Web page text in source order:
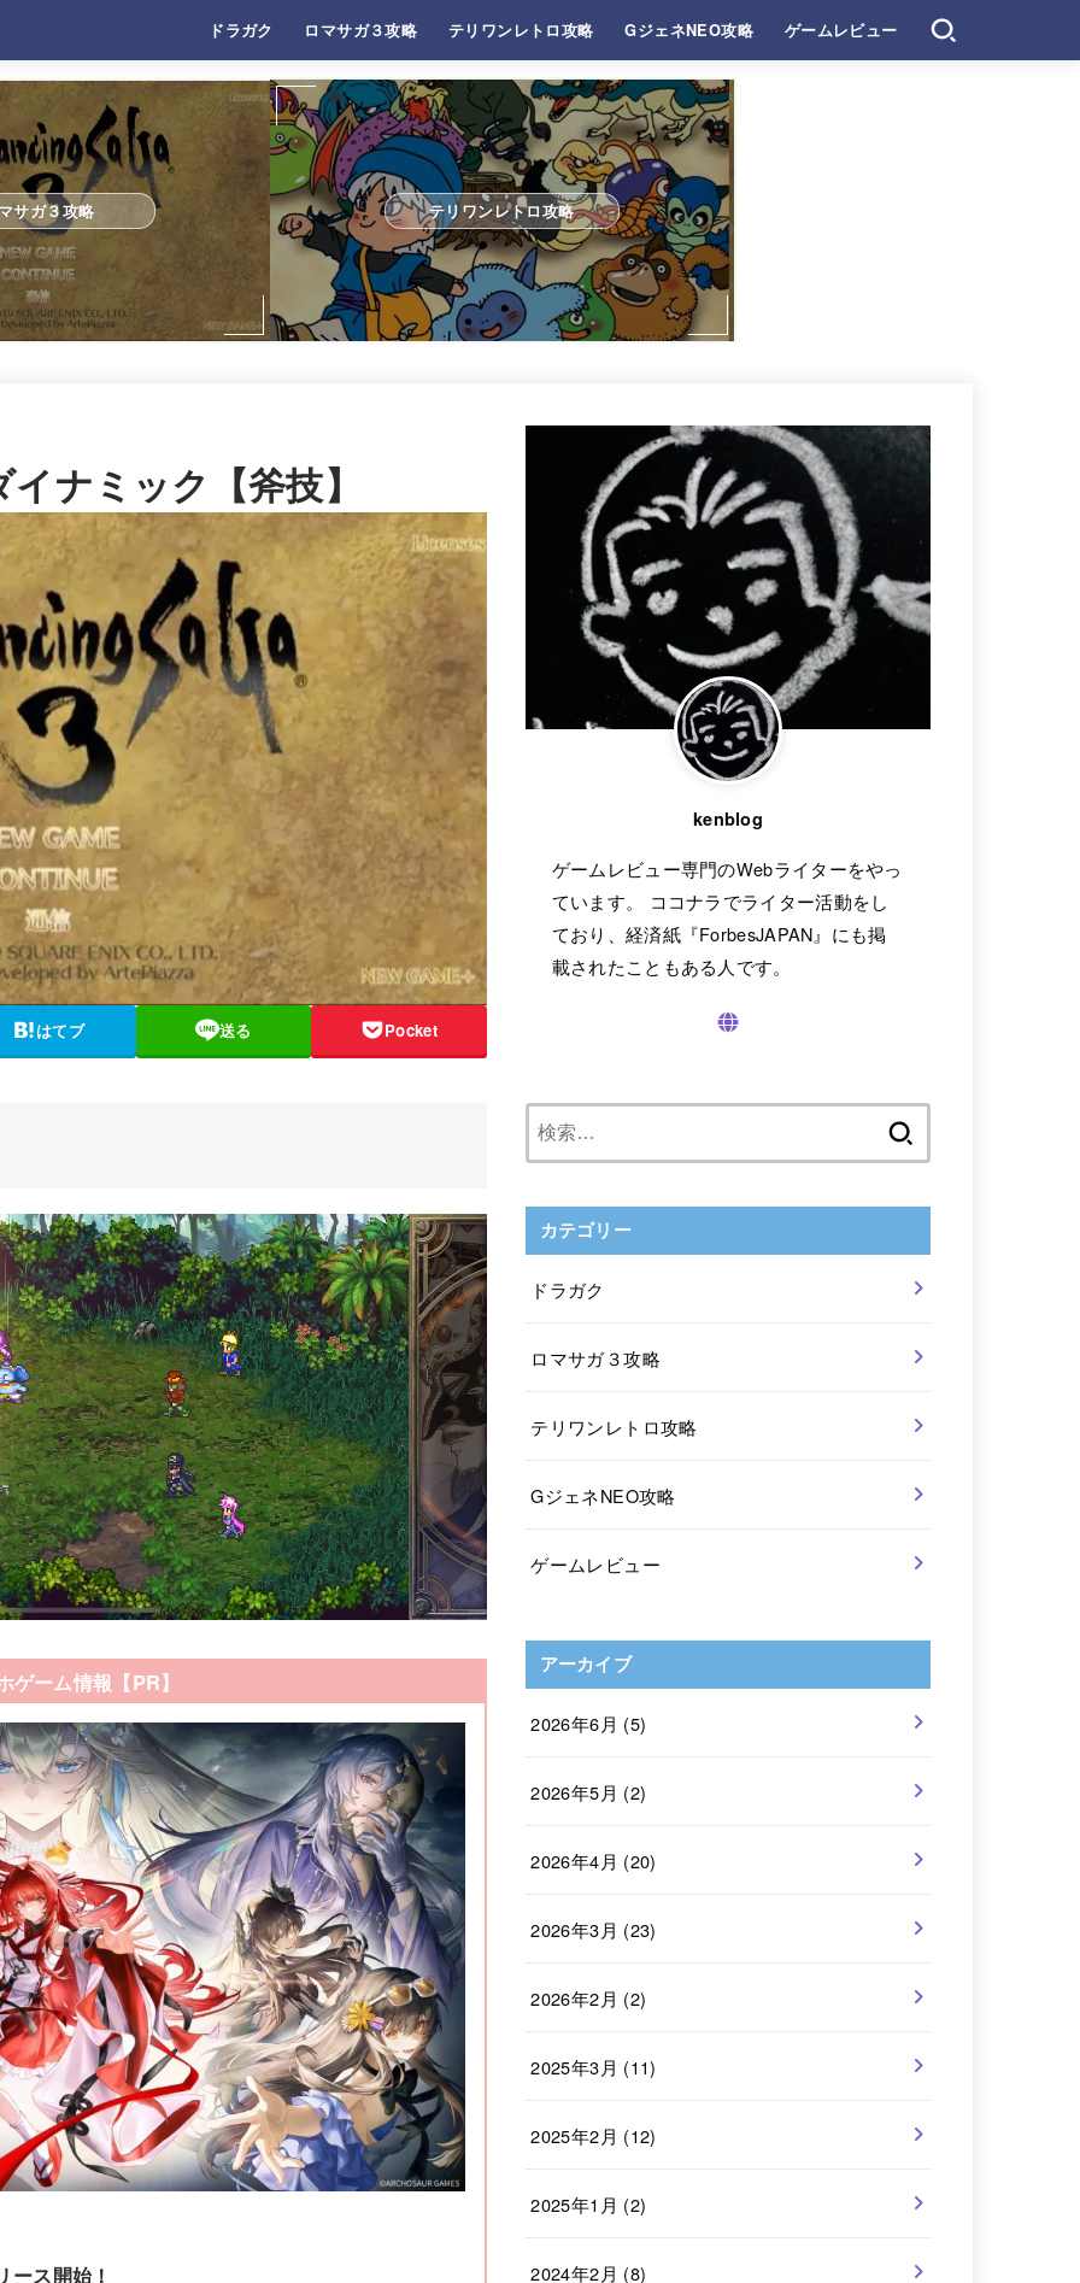
ドラガク ロマサガ３攻略 テリワンレトロ攻略 GジェネNEO攻略 ゲームレビュー
サガ３攻略 テリワンレトロ攻略
ナミック【斧技】
はてブ 送る Pocket
ゲーム情報【PR】
ス開始！
kenblog
ゲームレビュー専門のWebライターをやっ
ています。 ココナラでライター活動をし
ており、経済紙『ForbesJAPAN』にも掲
載されたこともある人です。
カテゴリー
ドラガク
ロマサガ３攻略
テリワンレトロ攻略
GジェネNEO攻略
ゲームレビュー
アーカイブ
2026年6月 (5)
2026年5月 (2)
2026年4月 (20)
2026年3月 (23)
2026年2月 (2)
2025年3月 (11)
2025年2月 (12)
2025年1月 (2)
2024年2月 (8)